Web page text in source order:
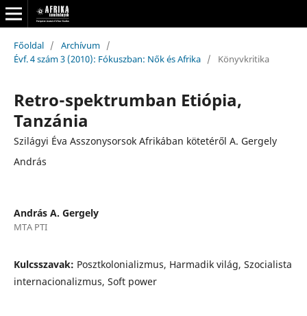
Főoldal / Archívum /
Évf. 4 szám 3 (2010): Fókuszban: Nők és Afrika / Könyvkritika
Retro-spektrumban Etiópia,
Tanzánia
Szilágyi Éva Asszonysorsok Afrikában kötetéről A. Gergely
András
András A. Gergely
MTA PTI
Kulcsszavak: Posztkolonializmus, Harmadik világ, Szocialista
internacionalizmus, Soft power